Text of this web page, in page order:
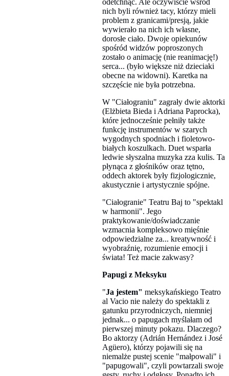
nich byli również tacy, którzy mieli
problem z granicami/presją, jakie
wywierało na nich ich własne,
dorosłe ciało. Dwoje opiekunów
spośród widzów poproszonych
zostało o animację (nie reanimację!)
serca... (było większe niż dzieciaki
obecne na widowni). Karetka na
szczęście nie była potrzebna.
W "Ciałograniu" zagrały dwie aktorki
(Elżbieta Bieda i Adriana Paprocka),
które jednocześnie pełniły także
funkcję instrumentów w szarych
wygodnych spodniach i fioletowo-
białych koszulkach. Duet wsparła
ledwie słyszalna muzyka zza kulis. Ta
płynąca z głośników oraz tętno,
oddech aktorek były fizjologicznie,
akustycznie i artystycznie spójne.
"Ciałogranie" Teatru Baj to "spektakl
w harmonii". Jego
praktykowanie/doświadczanie
wzmacnia kompleksowo mięśnie
odpowiedzialne za... kreatywność i
wyobraźnię, rozumienie emocji i
świata! Też macie zakwasy?
Papugi z Meksyku
"Ja jestem" meksykańskiego Teatro
al Vacio nie należy do spektakli z
gatunku przyrodniczych, niemniej
jednak... o papugach myślałam od
pierwszej minuty pokazu. Dlaczego?
Bo aktorzy (Adrián Hernández i José
Agüero), którzy pojawili się na
niemalże pustej scenie "małpowali" i
"papugowali", czyli powtarzali swoje